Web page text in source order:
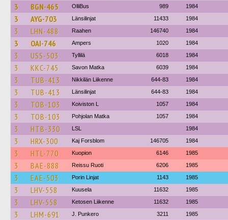
3 BGN-465 OlliBus 989 1984
3 AYG-703 Länsilinjat 11433 1984
3 LHN-488 Raahen 146740 1984
3 OAI-746 Ampers 1020 1984
3 USS-503 Tyllilä 6018 1984
3 KKC-745 Savon Matka 6039 1984
3 TUB-413 Nikkilän Liikenne 644-83 1984
3 TUB-413 Länsilinjat 644-83 1984
3 TOB-103 Koiviston L 1057 1984
3 TOB-103 Pohjolan Matka 1057 1984
3 HTB-330 LSL 1984
3 HRX-300 Kaj Forsblom 146705 1984
3 HTL-770 Kuopion 6146 1985
3 BAE-888 Reissu Ruoti 6206 1985
3 EAE-503 Porin Linjat 1143 1985
3 LHV-558 Kuusela 11632 1985
3 LHV-558 Ketosen Liikenne 11632 1985
3 LHM-691 J. Punkero 3211 1985